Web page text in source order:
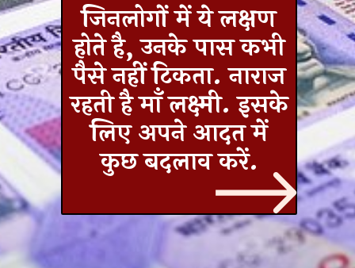
जिनलोगों में ये लक्षण
होते है, उनके पास कभी
पैसे नहीं टिकता. नाराज
रहती है माँ लक्ष्मी. इसके
लिए अपने आदत में
कुछ बदलाव करें.